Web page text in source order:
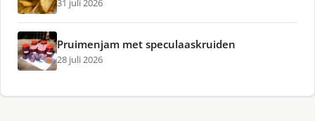
31 juli 2026
Pruimenjam met speculaaskruiden
28 juli 2026